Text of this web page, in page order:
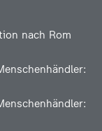
nach Rom